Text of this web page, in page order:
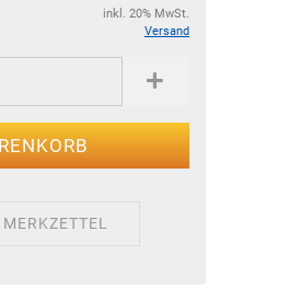
inkl. 20% MwSt.
Versand